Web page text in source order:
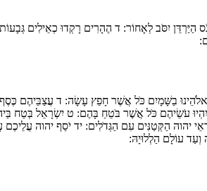
הַיַּרְדֵּן יִסֹּב לְאָחוֹר: ד הֶהָרִים רָקְדוּ כְאֵילִים
בַשָּׁמָיִם כֹּל אֲשֶׁר חָפֵץ עָשָׂה: ד עֲ‍צַבֵּיהֶם
עֹשֵׂיהֶם כֹּל אֲשֶׁר בֹּטֵחַ בָּהֶם: ט יִשְׂרָאֵל בְּטַח
יהוה הַקְּטַנִּים עִם הַגְּדֹלִים: יד יֹסֵף יהוה עֲלֵיכֶם
וְעַד עוֹלָם הַלְלוּיָהּ: